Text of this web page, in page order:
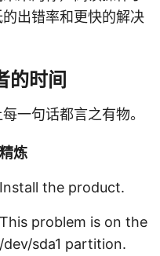
出错率和更快的解决
的时间
一句话都言之有物。
精炼
Install the product.
This problem is on the
/dev/sda1 partition.